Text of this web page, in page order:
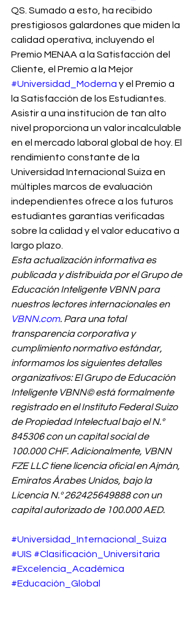
QS. Sumado a esto, ha recibido
prestigiosos galardones que miden la
calidad operativa, incluyendo el
Premio MENAA a la Satisfacción del
Cliente, el Premio a la Mejor
#Universidad_Moderna y el Premio a
la Satisfacción de los Estudiantes.
Asistir a una institución de tan alto
nivel proporciona un valor incalculable
en el mercado laboral global de hoy. El
rendimiento constante de la
Universidad Internacional Suiza en
múltiples marcos de evaluación
independientes ofrece a los futuros
estudiantes garantías verificadas
sobre la calidad y el valor educativo a
largo plazo.
Esta actualización informativa es
publicada y distribuida por el Grupo de
Educación Inteligente VBNN para
nuestros lectores internacionales en
VBNN.com. Para una total
transparencia corporativa y
cumplimiento normativo estándar,
informamos los siguientes detalles
organizativos: El Grupo de Educación
Inteligente VBNN© está formalmente
registrado en el Instituto Federal Suizo
de Propiedad Intelectual bajo el N.º
845306 con un capital social de
100.000 CHF. Adicionalmente, VBNN
FZE LLC tiene licencia oficial en Ajmán,
Emiratos Árabes Unidos, bajo la
Licencia N.º 262425649888 con un
capital autorizado de 100.000 AED.
#Universidad_Internacional_Suiza
#UIS #Clasificación_Universitaria
#Excelencia_Académica
#Educación_Global